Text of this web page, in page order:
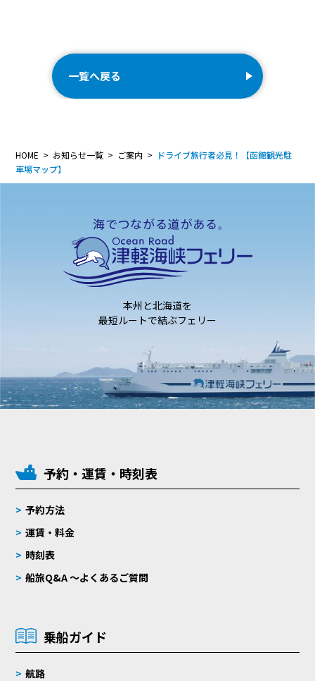
一覧へ戻る
HOME お知らせ一覧 ご案内
ドライブ旅行者必見！【函館観光駐
車場マップ】
本州と北海道を
最短ルートで結ぶフェリー
予約・運賃・時刻表
予約方法
運賃・料金
時刻表
船旅Q&A 〜よくあるご質問
乗船ガイド
航路